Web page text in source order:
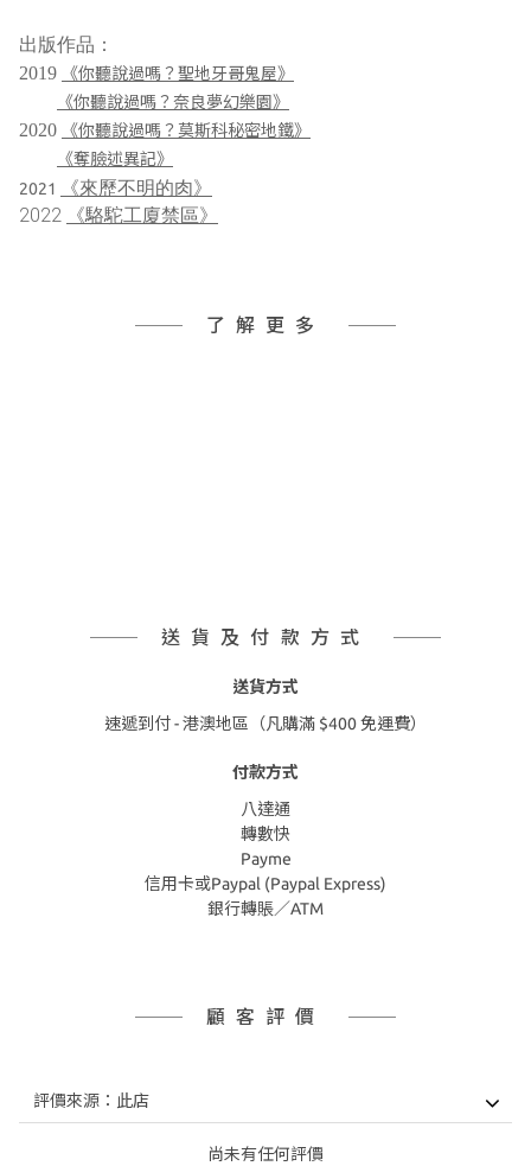
出版作品：
2019
《你聽說過嗎？聖地牙哥鬼屋》
《你聽說過嗎？奈良夢幻樂園》
2020
《你聽說過嗎？莫斯科秘密地鐵》
《奪臉述異記》
2021
《來歷不明的肉》
2022 《駱駝工廈禁區》
了解更多
送貨及付款方式
送貨方式
速遞到付 - 港澳地區（凡購滿 $400 免運費）
付款方式
八達通
轉數快
Payme
信用卡或Paypal (Paypal Express)
銀行轉賬／ATM
顧客評價
尚未有任何評價